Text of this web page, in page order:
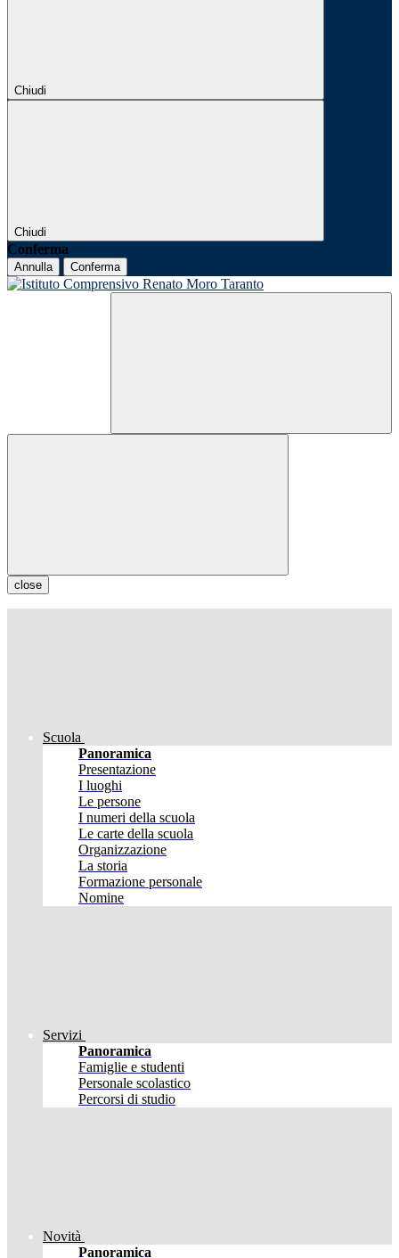
Chiudi
Chiudi
Conferma
Annulla Conferma
close
Scuola
Panoramica
Presentazione
I luoghi
Le persone
I numeri della scuola
Le carte della scuola
Organizzazione
La storia
Formazione personale
Nomine
Servizi
Panoramica
Famiglie e studenti
Personale scolastico
Percorsi di studio
Novità
Panoramica